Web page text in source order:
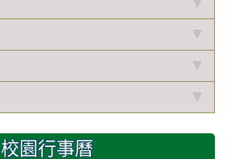
校園行事曆